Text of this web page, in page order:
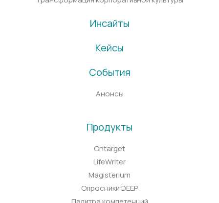
Инсайты
Кейсы
События
Анонсы
Продукты
Ontarget
LifeWriter
Magisterium
Опросники DEEP